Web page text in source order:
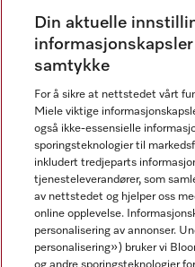
Miele Experience Center Nesbru
Miele Outlet Nesbru
Nyhetsbrev
Din aktuelle
samtykke
For å sikre at nettstedet vårt
Miele viktige
også ikke-essensielle
sporingsteknologier til
inkludert tredjeparts
tjenesteleverandører, som
av nettstedet og hjelper oss
online opplevelse.
personalisering av annonser.
personalisering») bruker vi